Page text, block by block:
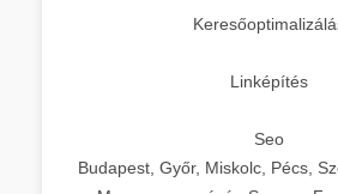
Linképítés
Seo
Budapest, Győr, Miskolc, Pécs,